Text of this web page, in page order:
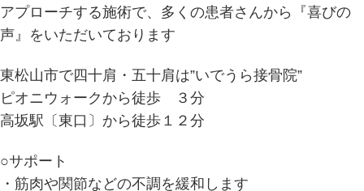
アプローチする施術で、多くの患者さんから『喜びの
声』をいただいております
東松山市で四十肩・五十肩は”いでうら接骨院”
ピオニウォークから徒歩 ３分
高坂駅〔東口〕から徒歩１２分
○サポート
・筋肉や関節などの不調を緩和します